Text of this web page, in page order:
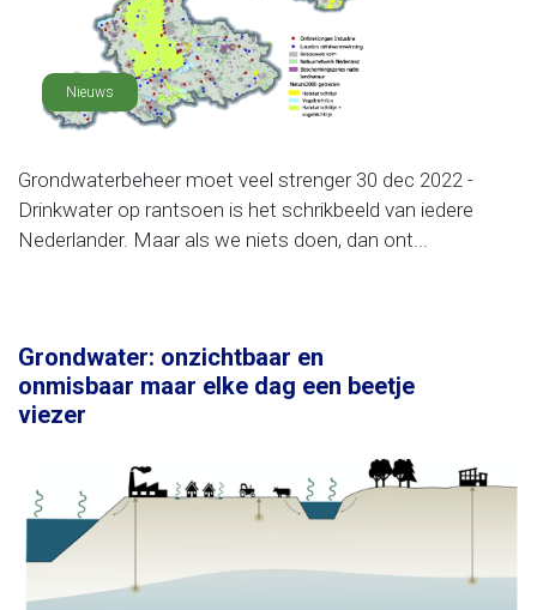
Nieuws
Grondwaterbeheer moet veel strenger 30 dec 2022 -
Drinkwater op rantsoen is het schrikbeeld van iedere
Nederlander. Maar als we niets doen, dan ont...
Grondwater: onzichtbaar en
onmisbaar maar elke dag een beetje
viezer